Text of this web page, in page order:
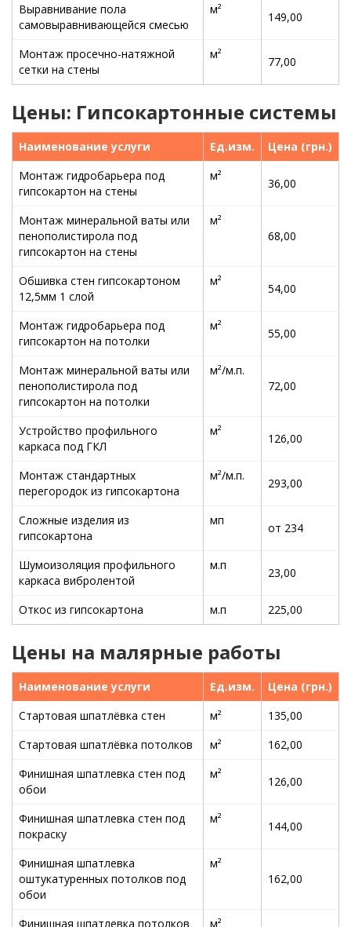
Выравнивание пола
самовыравнивающейся смесью
м²
149,00
Монтаж просечно-натяжной
сетки на стены
м²
77,00
Цены: Гипсокартонные системы
Наименование услуги Ед.изм.
Цена (грн.)
Монтаж гидробарьера под
гипсокартон на стены
м²
36,00
Монтаж минеральной ваты или
пенополистирола под
гипсокартон на стены
м²
68,00
Обшивка стен гипсокартоном
12,5мм 1 слой
м²
54,00
Монтаж гидробарьера под
гипсокартон на потолки
м²
55,00
Монтаж минеральной ваты или
пенополистирола под
гипсокартон на потолки
м²/м.п.
72,00
Устройство профильного
каркаса под ГКЛ
м²
126,00
Монтаж стандартных
перегородок из гипсокартона
м²/м.п.
293,00
Сложные изделия из
гипсокартона
мп
от 234
Шумоизоляция профильного
каркаса вибролентой
м.п
23,00
Откос из гипсокартона м.п 225,00
Цены на малярные работы
Наименование услуги Ед.изм.
Цена (грн.)
Стартовая шпатлёвка стен
м²
135,00
Стартовая шпатлёвка потолков
м²
162,00
Финишная шпатлевка стен под
обои
м²
126,00
Финишная шпатлевка стен под
покраску
м²
144,00
Финишная шпатлевка
оштукатуренных потолков под
обои
м²
162,00
Финишная шпатлевка потолков м²